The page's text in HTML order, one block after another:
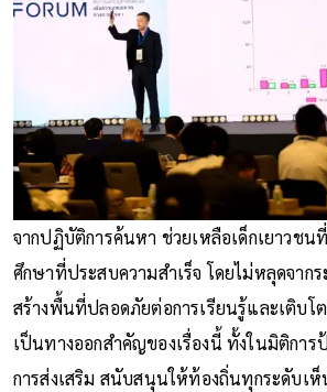
จากปฏิบัติการค้นหา ช่วยเหลือเด็กเยาวชน
ศึกษาที่ประสบความสำเร็จ โดยไม่หลุดจาก
สร้างพื้นที่ปลอดภัยต่อการเรียนรู้และเติบโ
เป็นทางออกสำคัญของเรื่องนี้ ทั้งในมิติการ
การส่งเสริม สนับสนุนให้ท้องถิ่นทุกระดับเ